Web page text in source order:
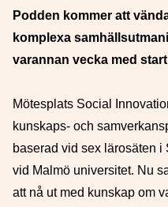
Podden kommer att
komplexa
varannan vecka med
Mötesplats Social
kunskaps- och
baserad vid sex lärosäten
vid Malmö universitet. Nu
att nå ut med kunskap om